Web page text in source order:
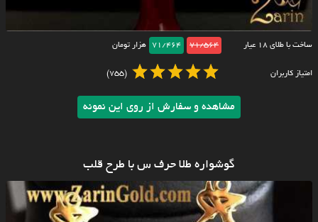
ساخت با طلای ۱۸ عیار 71/564
71/464 هزار تومان
امتیاز کاربران (755)
مشاهده و سفارش از روی این نمونه
گوشواره طلا حرف س با طرح قلب